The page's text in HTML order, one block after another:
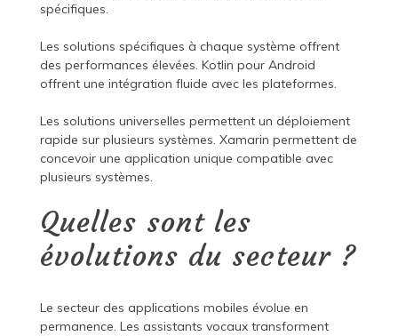
spécifiques.
Les solutions spécifiques à chaque système offrent
des performances élevées. Kotlin pour Android
offrent une intégration fluide avec les plateformes.
Les solutions universelles permettent un déploiement
rapide sur plusieurs systèmes. Xamarin permettent de
concevoir une application unique compatible avec
plusieurs systèmes.
Quelles sont les
évolutions du secteur ?
Le secteur des applications mobiles évolue en
permanence. Les assistants vocaux transforment